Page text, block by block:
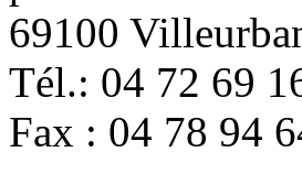
69100
Tél.: 04 72 69
Fax : 04 78 94